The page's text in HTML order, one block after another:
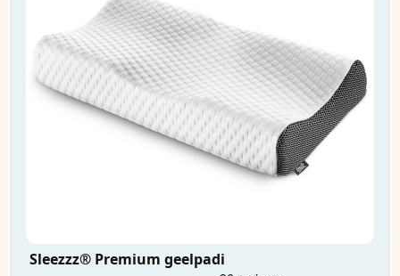
Sleezzz® Premium geelpadi